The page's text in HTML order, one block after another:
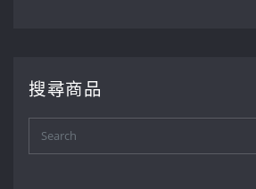
搜尋商品